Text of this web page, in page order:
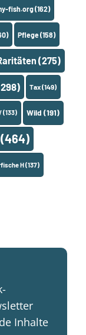
fish.org(162)
Pflege(158)
(275)
Tax(149)
(133) Wild (191)
(464)
H(137)
Inhalte